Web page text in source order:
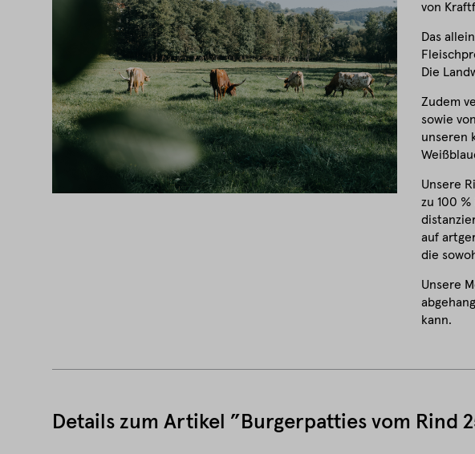
von
Das
Die
Zudem
sowie
unseren
Unsere
zu 100
auf
die
Unsere
kann.
Details zum Artikel ”Burgerpatties vom Rind